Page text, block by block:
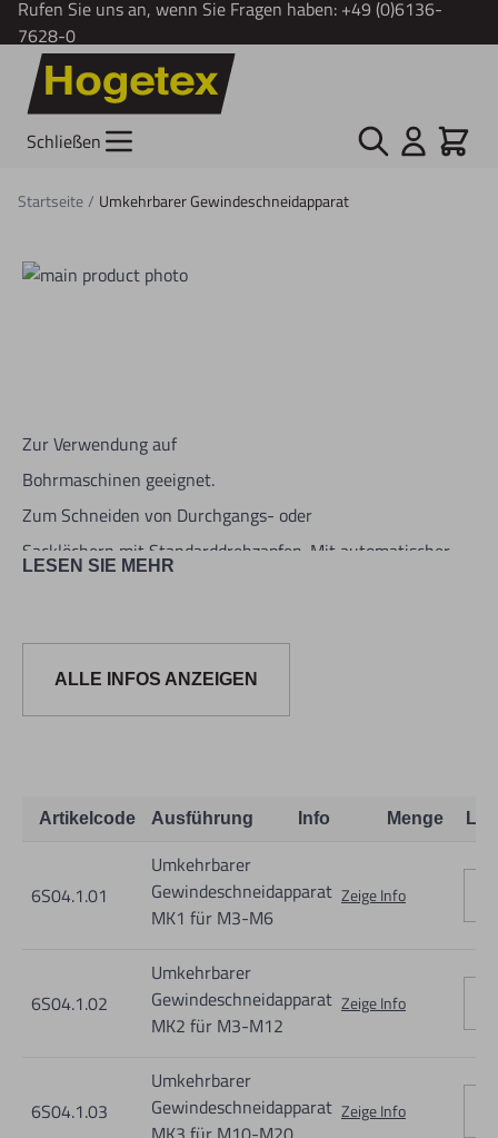
Rufen Sie uns an, wenn Sie Fragen haben: +49 (0)6136-
7628-0
Zum Inhalt springen
Schließen Suche Cart
Startseite/ Umkehrbarer Gewindeschneidapparat
Zur Verwendung auf
Bohrmaschinen geeignet.
Zum Schneiden von Durchgangs- oder
Sacklöchern mit Standarddrehzapfen. Mit automatischer
zur Vorbeugung gegen Bruch des Drehzapfens.
Informationen zur Produktsicherheit:
Anwender sowie Handwerker geeignet.
Nur für den vorhergesehenen Verwendungszweck geeignet.
Verletzungen führen.
Importeur/Hersteller:
LESEN SIE MEHR
ALLE INFOS ANZEIGEN
Artikelcode Ausführung Info Menge
6S04.1.01
Umkehrbarer
Gewindeschneidapparat
MK1 für M3-M6
Zeige Info
6S04.1.02
Umkehrbarer
Gewindeschneidapparat
MK2 für M3-M12
Zeige Info
6S04.1.03
Umkehrbarer
Gewindeschneidapparat Zeige Info